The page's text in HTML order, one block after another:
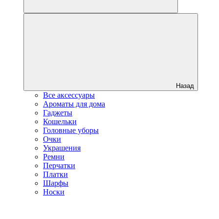
Назад
Все аксессуары
Ароматы для дома
Гаджеты
Кошельки
Головные уборы
Очки
Украшения
Ремни
Перчатки
Платки
Шарфы
Носки